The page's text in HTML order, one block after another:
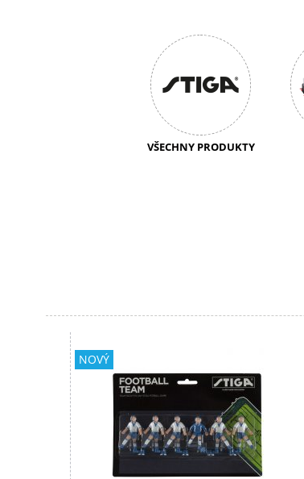
VŠECHNY PRODUKTY
NOVÝ